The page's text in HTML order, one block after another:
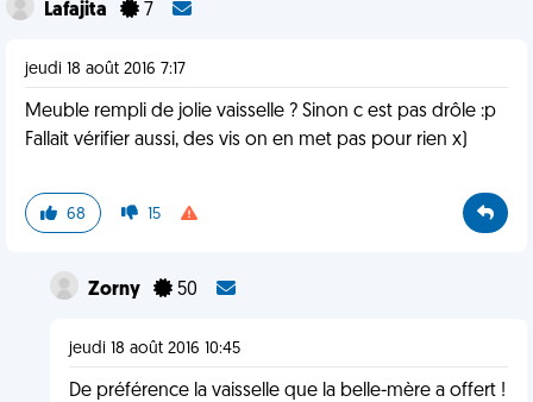
Lafajita 7
jeudi 18 août 2016 7:17
Meuble rempli de jolie vaisselle ? Sinon c est pas drôle :p
Fallait vérifier aussi, des vis on en met pas pour rien x)
68 15
Zorny 50
jeudi 18 août 2016 10:45
De préférence la vaisselle que la belle-mère a offert !